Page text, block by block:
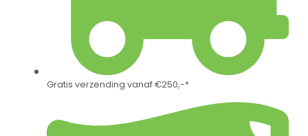
Gratis verzending vanaf €250,-*